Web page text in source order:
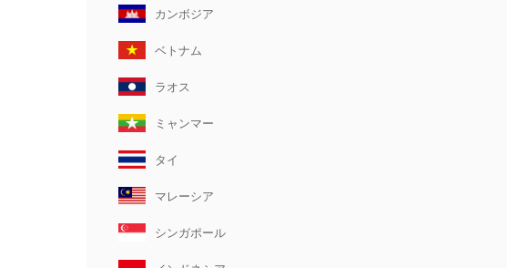
カンボジア
ベトナム
ラオス
ミャンマー
タイ
マレーシア
シンガポール